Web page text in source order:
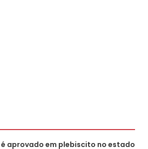
aprovado em plebiscito no estado